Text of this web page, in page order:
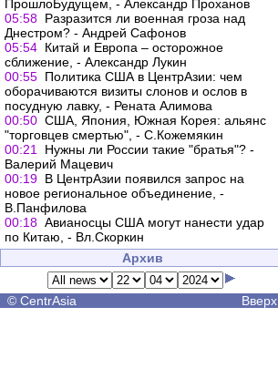
ПрошлоБудущем, - Александр Проханов
05:58 Разразится ли военная гроза над
Днестром? - Андрей Сафонов
05:54 Китай и Европа – осторожное
сближение, - Александр Лукин
00:55 Политика США в ЦентрАзии: чем
оборачиваются визиты слонов и ослов в
посудную лавку, - Рената Алимова
00:50 США, Япония, Южная Корея: альянс
"торговцев смертью", - С.Кожемякин
00:21
Нужны ли России такие "братья"? -
Валерий Мацевич
00:19 В ЦентрАзии появился запрос на
новое региональное объединение, -
В.Панфилова
00:18 Авианосцы США могут нанести удар
по Китаю, - Вл.Скоркин
Архив
© CentrAsia Вверх